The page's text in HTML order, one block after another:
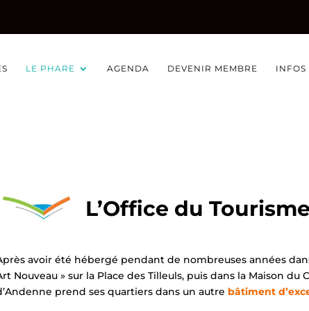
LE PHARE AGENDA DEVENIR MEMBRE INFOS
L’Office du Tourisme
avoir été hébergé pendant de nombreuses années
Nouveau » sur la Place des Tilleuls, puis dans la Maison du
prend ses quartiers dans un autre bâtiment